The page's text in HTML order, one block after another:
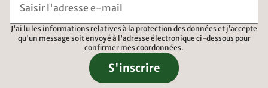
J'ai lu les informations relatives à la protection des données et j'accepte
qu'un message soit envoyé à l'adresse électronique ci-dessous pour
confirmer mes coordonnées.
S'inscrire